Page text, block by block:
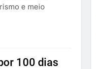
e meio
100 dias